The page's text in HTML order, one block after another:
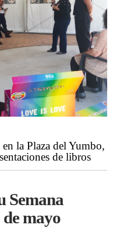
la Plaza del Yumbo,
de libros
Semana
mayo